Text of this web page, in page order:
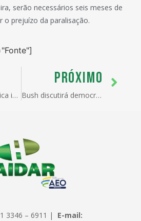
serão necessários seis meses de
o prejuízo da paralisação.
Fiesp ataca a política industrial e lança agenda
PRÓXIMO
Bush discutirá democracia e comércio com Lula
3346 – 6911 | E-mail: